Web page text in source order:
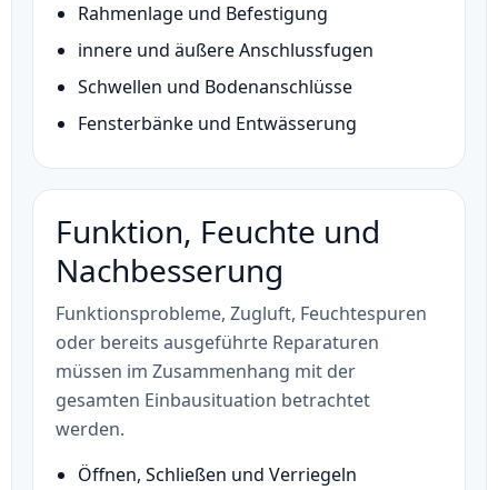
Rahmenlage und Befestigung
innere und äußere Anschlussfugen
Schwellen und Bodenanschlüsse
Fensterbänke und Entwässerung
Funktion, Feuchte und
Nachbesserung
Funktionsprobleme, Zugluft, Feuchtespuren
oder bereits ausgeführte Reparaturen
müssen im Zusammenhang mit der
gesamten Einbausituation betrachtet
werden.
Öffnen, Schließen und Verriegeln